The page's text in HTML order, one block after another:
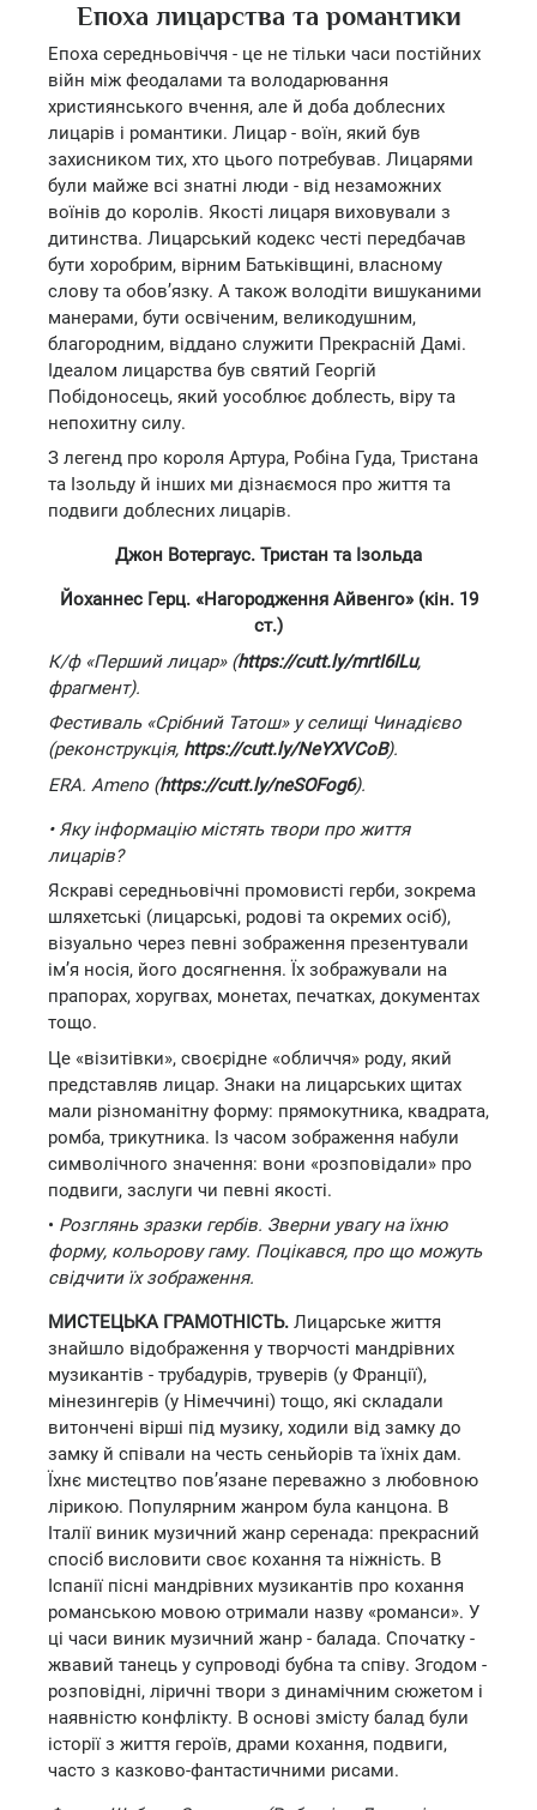
Епоха лицарства та романтики
Епоха середньовіччя - це не тільки часи постійних
війн між феодалами та володарювання
християнського вчення, але й доба доблесних
лицарів і романтики. Лицар - воїн, який був
захисником тих, хто цього потребував. Лицарями
були майже всі знатні люди - від незаможних
воїнів до королів. Якості лицаря виховували з
дитинства. Лицарський кодекс честі передбачав
бути хоробрим, вірним Батьківщині, власному
слову та обов’язку. А також володіти вишуканими
манерами, бути освіченим, великодушним,
благородним, віддано служити Прекрасній Дамі.
Ідеалом лицарства був святий Георгій
Побідоносець, який уособлює доблесть, віру та
непохитну силу.
З легенд про короля Артура, Робіна Гуда, Тристана
та Ізольду й інших ми дізнаємося про життя та
подвиги доблесних лицарів.
Джон Вотергаус. Тристан та Ізольда
Йоханнес Герц. «Нагородження Айвенго» (кін. 19
ст.)
К/ф «Перший лицар» (https://cutt.ly/mrtI6ILu,
фрагмент).
Фестиваль «Срібний Татош» у селищі Чинадієво
(реконструкція, https://cutt.ly/NeYXVCoB).
ERA. Ameno (https://cutt.ly/neSOFog6).
• Яку інформацію містять твори про життя
лицарів?
Яскраві середньовічні промовисті герби, зокрема
шляхетські (лицарські, родові та окремих осіб),
візуально через певні зображення презентували
ім’я носія, його досягнення. Їх зображували на
прапорах, хоругвах, монетах, печатках, документах
тощо.
Це «візитівки», своєрідне «обличчя» роду, який
представляв лицар. Знаки на лицарських щитах
мали різноманітну форму: прямокутника, квадрата,
ромба, трикутника. Із часом зображення набули
символічного значення: вони «розповідали» про
подвиги, заслуги чи певні якості.
• Розглянь зразки гербів. Зверни увагу на їхню
форму, кольорову гаму. Поцікався, про що можуть
свідчити їх зображення.
МИСТЕЦЬКА ГРАМОТНІСТЬ. Лицарське життя
знайшло відображення у творчості мандрівних
музикантів - трубадурів, труверів (у Франції),
мінезингерів (у Німеччині) тощо, які складали
витончені вірші під музику, ходили від замку до
замку й співали на честь сеньйорів та їхніх дам.
Їхнє мистецтво пов’язане переважно з любовною
лірикою. Популярним жанром була канцона. В
Італії виник музичний жанр серенада: прекрасний
спосіб висловити своє кохання та ніжність. В
Іспанії пісні мандрівних музикантів про кохання
романською мовою отримали назву «романси». У
ці часи виник музичний жанр - балада. Спочатку -
жвавий танець у супроводі бубна та співу. Згодом -
розповідні, ліричні твори з динамічним сюжетом і
наявністю конфлікту. В основі змісту балад були
історії з життя героїв, драми кохання, подвиги,
часто з казково-фантастичними рисами.